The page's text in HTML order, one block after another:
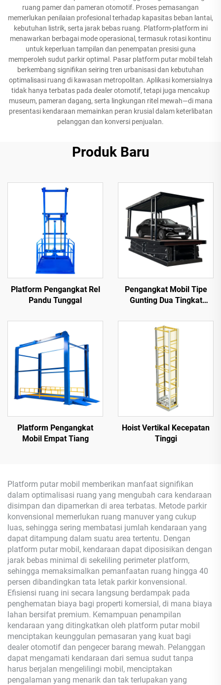
ruang pamer dan pameran otomotif. Proses pemasangan
memerlukan penilaian profesional terhadap kapasitas beban lantai,
kebutuhan listrik, serta jarak bebas ruang. Platform-platform ini
menawarkan berbagai mode operasional, termasuk rotasi kontinu
untuk keperluan tampilan dan penempatan presisi guna
memperoleh sudut parkir optimal. Pasar platform putar mobil telah
berkembang signifikan seiring tren urbanisasi dan kebutuhan
optimalisasi ruang di kawasan metropolitan. Aplikasi komersialnya
tidak hanya terbatas pada dealer otomotif, tetapi juga mencakup
museum, pameran dagang, serta lingkungan ritel mewah—di mana
presentasi kendaraan memainkan peran krusial dalam keterlibatan
pelanggan dan konversi penjualan.
Produk Baru
Platform Pengangkat Rel
Pandu Tunggal
Pengangkat Mobil Tipe
Gunting Dua Tingkat
Parkir)
Platform Pengangkat
Mobil Empat Tiang
Hoist Vertikal Kecepatan
Tinggi
Platform putar mobil memberikan manfaat signifikan
dalam optimalisasi ruang yang mengubah cara kendaraan
disimpan dan dipamerkan di area terbatas. Metode parkir
konvensional memerlukan ruang manuver yang cukup
luas, sehingga sering membatasi jumlah kendaraan yang
dapat ditampung dalam suatu area tertentu. Dengan
platform putar mobil, kendaraan dapat diposisikan dengan
jarak bebas minimal di sekeliling perimeter platform,
sehingga memaksimalkan pemanfaatan ruang hingga 40
persen dibandingkan tata letak parkir konvensional.
Efisiensi ruang ini secara langsung berdampak pada
penghematan biaya bagi properti komersial, di mana biaya
lahan bersifat premium. Kemampuan penampilan
kendaraan yang ditingkatkan oleh platform putar mobil
menciptakan keunggulan pemasaran yang kuat bagi
dealer otomotif dan pengecer barang mewah. Pelanggan
dapat mengamati kendaraan dari semua sudut tanpa
harus berjalan mengelilingi mobil, menciptakan
pengalaman yang menarik dan tak terlupakan yang